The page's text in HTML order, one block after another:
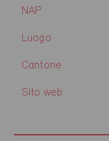
NAP
Luogo
Cantone
Sito web